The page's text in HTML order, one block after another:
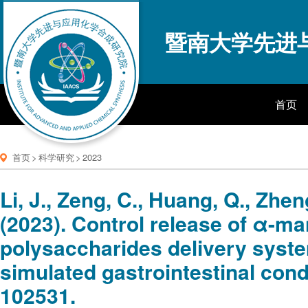
暨南大学先进
首页
首页> 科学研究> 2023
Li, J., Zeng, C., Huang, Q.,
(2023). Control release of α-
polysaccharides delivery
simulated gastrointestinal
102531.